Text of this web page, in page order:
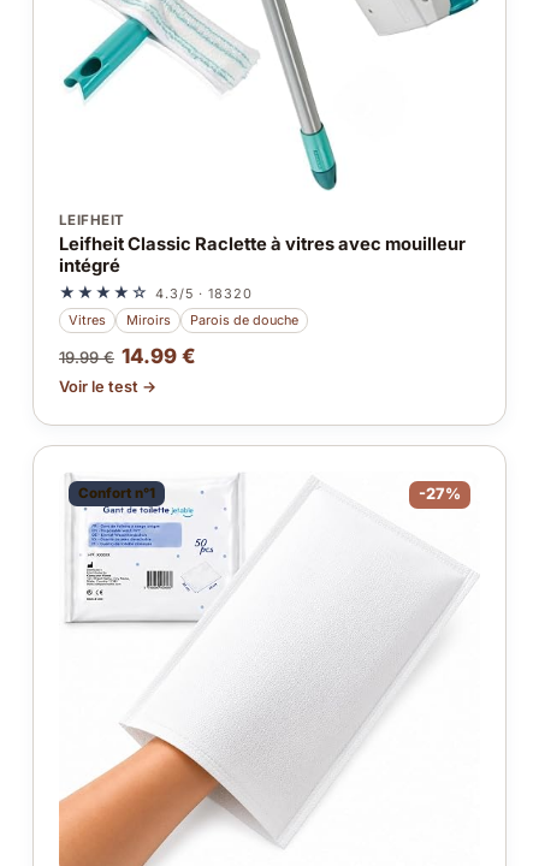
LEIFHEIT
Leifheit Classic Raclette à vitres avec mouilleur
intégré
★★★★☆ 4.3/5 · 18320
Vitres
Miroirs Parois de douche
19.99 € 14.99 €
Voir le test →
Confort n°1 -27%